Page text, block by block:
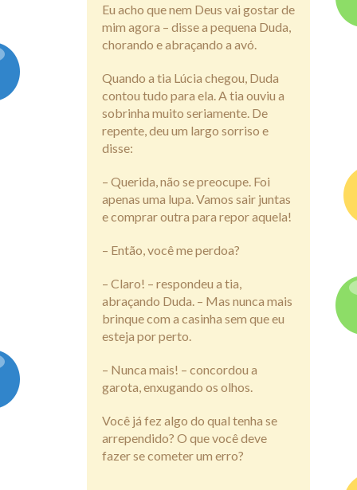
Eu acho que nem Deus vai gostar de
mim agora – disse a pequena Duda,
chorando e abraçando a avó.
Quando a tia Lúcia chegou, Duda
contou tudo para ela. A tia ouviu a
sobrinha muito seriamente. De
repente, deu um largo sorriso e
disse:
– Querida, não se preocupe. Foi
apenas uma lupa. Vamos sair juntas
e comprar outra para repor aquela!
– Então, você me perdoa?
– Claro! – respondeu a tia,
abraçando Duda. – Mas nunca mais
brinque com a casinha sem que eu
esteja por perto.
– Nunca mais! – concordou a
garota, enxugando os olhos.
Você já fez algo do qual tenha se
arrependido? O que você deve
fazer se cometer um erro?